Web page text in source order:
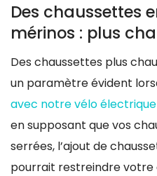
Des chaussettes
mérinos : plus
Des chaussettes plus
un paramètre évident
avec notre vélo électrique
en supposant que vos
serrées, l’ajout de
pourrait restreindre votre